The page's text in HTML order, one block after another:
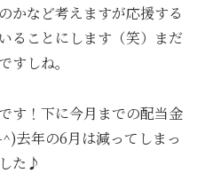
かなど考えますが応援する
ることにします（笑）まだ
すしね。
す！下に今月までの配当金
去年の6月は減ってしまっ
た♪